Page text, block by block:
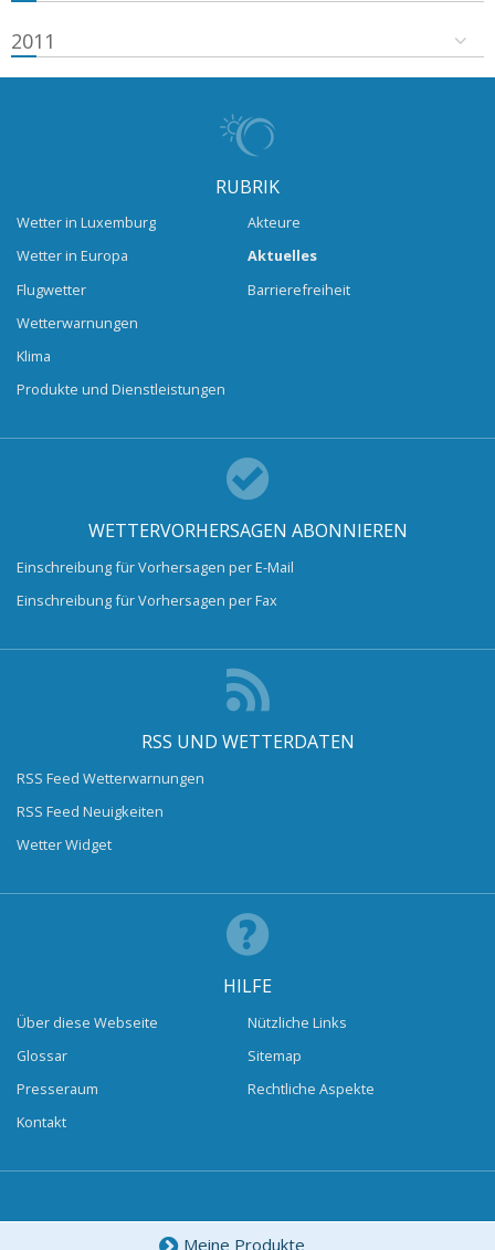
2011
RUBRIK
Wetter in Luxemburg
Wetter in Europa
Flugwetter
Wetterwarnungen
Klima
Produkte und Dienstleistungen
Akteure
Aktuelles
Barrierefreiheit
WETTERVORHERSAGEN ABONNIEREN
Einschreibung für Vorhersagen per E-Mail
Einschreibung für Vorhersagen per Fax
RSS UND WETTERDATEN
RSS Feed Wetterwarnungen
RSS Feed Neuigkeiten
Wetter Widget
HILFE
Über diese Webseite
Glossar
Presseraum
Kontakt
Nützliche Links
Sitemap
Rechtliche Aspekte
Meine Produkte